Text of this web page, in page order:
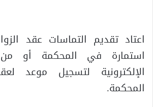
اعتاد تقديم التماسات عقد
استمارة في المحكمة أو
الإلكترونية لتسجيل موعد
المحكمة.